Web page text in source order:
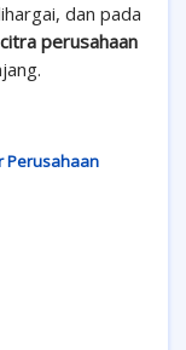
dan pada
citra perusahaan
Perusahaan